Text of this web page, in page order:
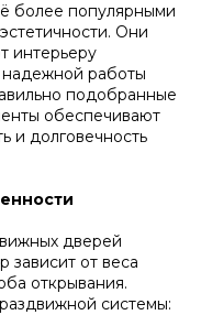
более популярными
Они
интерьеру
работы
подобранные
обеспечивают
и долговечность
дверей
зависит от веса
открывания.
системы: